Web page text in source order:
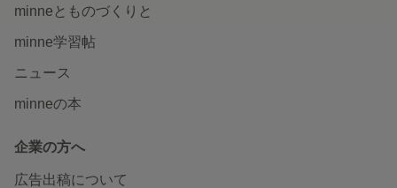
minneとものづくりと
minne学習帖
ニュース
minneの本
企業の方へ
広告出稿について